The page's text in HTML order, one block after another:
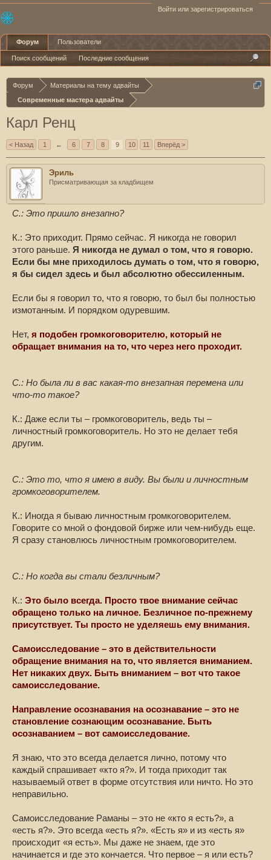
Войти или зарегистрироваться
Форум
Материалы на тему адвайты
Современные мастера адвайты
Карл Ренц
< Назад 1 ← 6 7 8 9 10 11 Вперёд >
Эриль
Присматривающая за кладбищем
С.: Это пришло внезапно?
К.: Это приходит. Прямо сейчас. Я никогда не говорил
этого раньше. Я никогда не думал о том, что я говорю.
Если бы мне приходилось думать о том, что я говорю,
я бы сидел здесь и был абсолютно обессиленным.
Если бы я говорил то, что я говорю, то был бы полностью
измотанным. И порядком одуревшим.
Нет, я подобен громкоговорителю, который не
обращает внимания на то, что через него проходит.
С.: Но была ли в вас какая-то внезапная перемена или
что-то такое?
К.: Даже если ты – громкоговоритель, ведь ты –
личностный громкоговоритель. Но это не делает тебя
другим.
С.: Это то, что я имею в виду. Вы были и личностным
громкоговорителем.
К.: Иногда я бываю личностным громкоговорителем.
Говорите со мной о фондовой бирже или чем-нибудь еще.
Я сразу становлюсь личностным громкоговорителем.
С.: Но когда вы стали безличным?
К.: Это было всегда. Просто твое внимание сейчас
обращено только на личное. Безличное по-прежнему
присутствует. Ты просто не уделяешь ему внимания.
Самоисследование – это в действительности
обращение внимания на то, что является вниманием.
Нет никаких двух. Быть вниманием – вот что такое
самоисследование.
Направление осознавания на осознавание – это не
становление сознающим осознавание. Быть
осознаванием – вот самоисследование.
Я знаю, что это всегда делается лично, потому что
каждый спрашивает «кто я?». И тогда приходит так
называемый ответ в форме отсутствия или ничто. Но это
неправильно.
Самоисследование Раманы – это не «кто я есть?», а
«есть я?». Это всегда «есть я?». «Есть я» и из «есть я»
происходит «я есть». Мы даже не знаем, где это
начинается и где это кончается. Что первое – я или есть?
Форум
Поиск сообщений Последние сообщения
Пользователи